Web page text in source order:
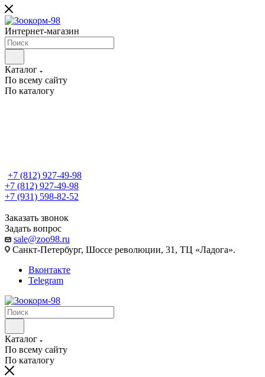
Интернет-магазин
Каталог
По всему сайту
По каталогу
+7 (812) 927-49-98
+7 (812) 927-49-98
+7 (931) 598-82-52
Заказать звонок
Задать вопрос
sale@zoo98.ru
Санкт-Петербург, Шоссе революции, 31, ТЦ «Ладога».
Вконтакте
Telegram
Каталог
По всему сайту
По каталогу